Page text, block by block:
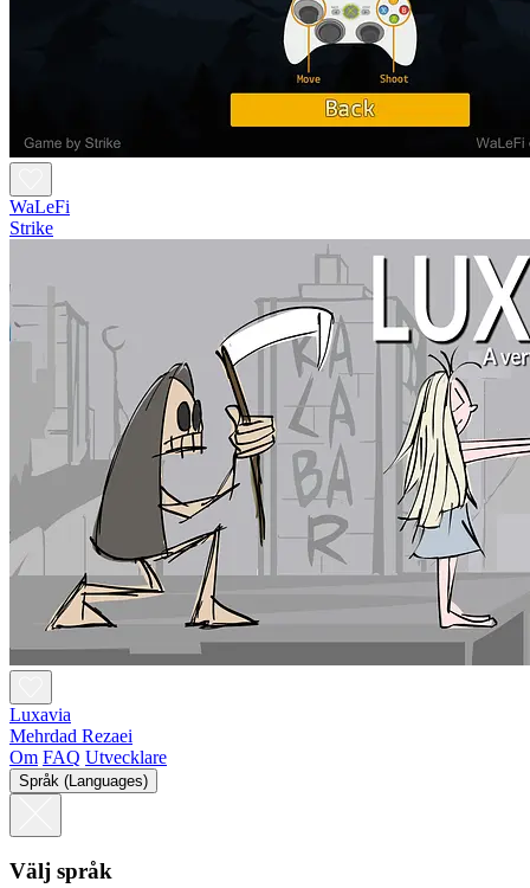
WaLeFi
Strike
Luxavia
Mehrdad Rezaei
Om FAQ Utvecklare
Språk (Languages)
Välj språk